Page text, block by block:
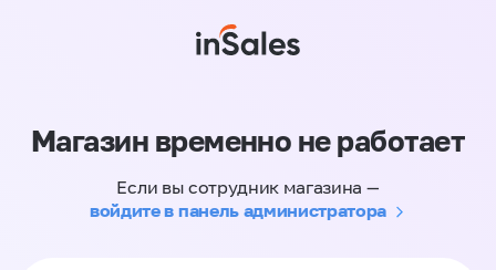
Магазин временно не работает
Если вы сотрудник магазина —
войдите в панель администратора